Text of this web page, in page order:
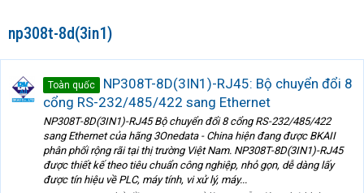
np308t-8d(3in1)
Toàn quốc
NP308T-8D(3IN1)-RJ45: Bộ chuyển đổi 8
cổng RS-232/485/422 sang Ethernet
NP308T-8D(3IN1)-RJ45 Bộ chuyển đổi 8 cổng RS-232/485/422
sang Ethernet của hãng 3Onedata - China hiện đang được BKAII
phân phối rộng rãi tại thị trường Việt Nam. NP308T-8D(3IN1)-RJ45
được thiết kế theo tiêu chuẩn công nghiệp, nhỏ gọn, dễ dàng lấy
được tín hiệu về PLC, máy tính, vi xử lý, máy...